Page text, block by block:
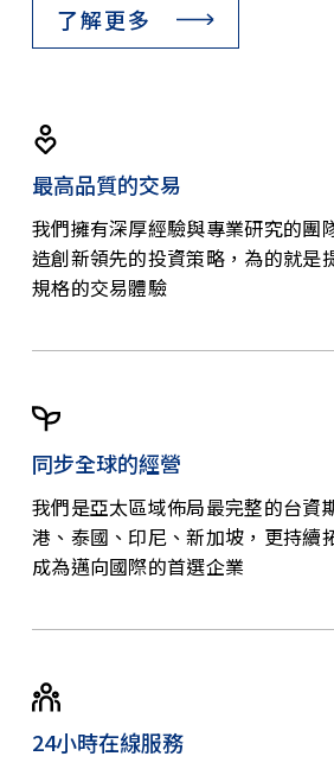
了解更多
最高品質的交易
我們擁有深厚經驗與專業研究的團
造創新領先的投資策略，為的就是
規格的交易體驗
同步全球的經營
我們是亞太區域佈局最完整的台資
港、泰國、印尼、新加坡，更持續
成為邁向國際的首選企業
24小時在線服務